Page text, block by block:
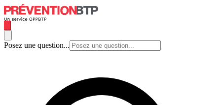
Posez une question...